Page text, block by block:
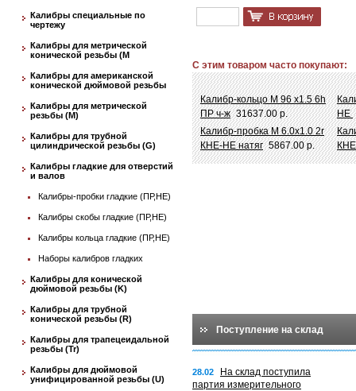
Калибры специальные по
чертежу
Калибры для метрической
конической резьбы (М
Калибры для американской
конической дюймовой резьбы
Калибры для метрической
резьбы (М)
Калибры для трубной
цилиндрической резьбы (G)
Калибры гладкие для отверстий
и валов
Калибры-пробки гладкие (ПР,НЕ)
Калибры скобы гладкие (ПР,НЕ)
Калибры кольца гладкие (ПР,НЕ)
Наборы калибров гладких
Калибры для конической
дюймовой резьбы (K)
Калибры для трубной
конической резьбы (R)
Калибры для трапецеидальной
резьбы (Tr)
Калибры для дюймовой
унифицированной резьбы (U)
С этим товаром часто покупают:
Калибр-кольцо М 96 х1.5 6h
ПР ч-ж 31637.00 р.
НЕ
Калибр-пробка М 6.0х1.0 2r
КНЕ-НЕ натяг 5867.00 р.
Поступление на склад
28.02
На склад поступила
партия измерительного